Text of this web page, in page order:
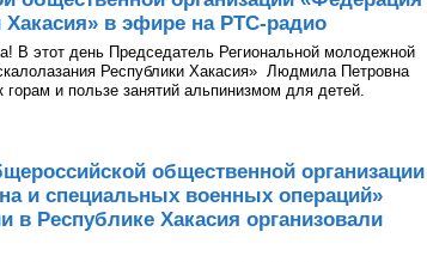
в эфире на РТС-радио
В этот день Председатель Региональной молодежной
Республики Хакасия» Людмила Петровна
и пользе занятий альпинизмом для детей.
общественной организации
и специальных военных операций»
в Республике Хакасия организовали